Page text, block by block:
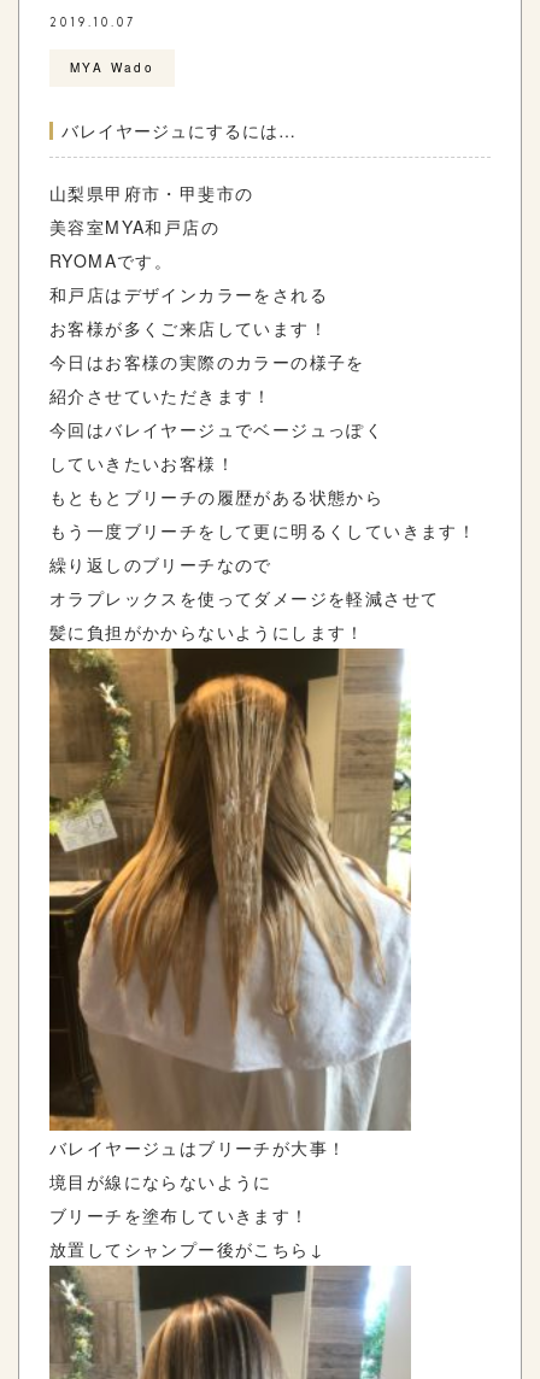
2019.10.07
MYA Wado
バレイヤージュにするには…
山梨県甲府市・甲斐市の
美容室MYA和戸店の
RYOMAです。
和戸店はデザインカラーをされる
お客様が多くご来店しています！
今日はお客様の実際のカラーの様子を
紹介させていただきます！
今回はバレイヤージュでベージュっぽく
していきたいお客様！
もともとブリーチの履歴がある状態から
もう一度ブリーチをして更に明るくしていきます！
繰り返しのブリーチなので
オラプレックスを使ってダメージを軽減させて
髪に負担がかからないようにします！
バレイヤージュはブリーチが大事！
境目が線にならないように
ブリーチを塗布していきます！
放置してシャンプー後がこちら↓